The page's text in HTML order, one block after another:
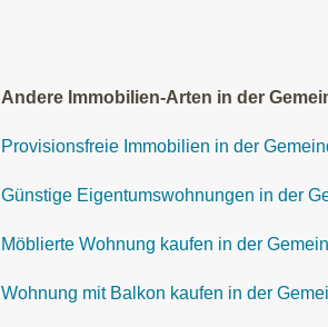
Andere Immobilien-Arten in der
Provisionsfreie Immobilien in der
Günstige Eigentumswohnungen in der
Möblierte Wohnung kaufen in der
Wohnung mit Balkon kaufen in der